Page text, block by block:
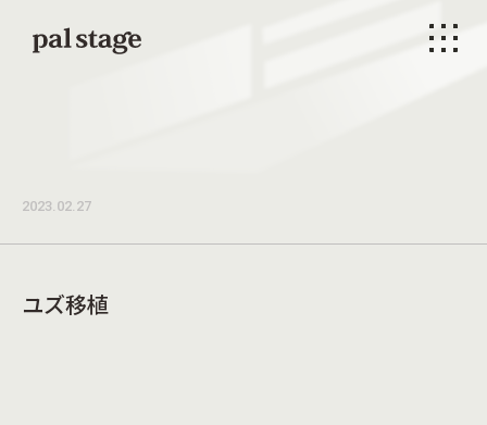
メニ
2023.02.27
ユズ移植